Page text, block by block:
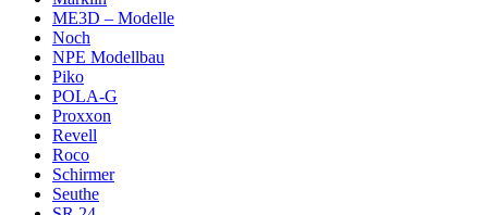
ME3D – Modelle
Noch
NPE Modellbau
Piko
POLA-G
Proxxon
Revell
Roco
Schirmer
Seuthe